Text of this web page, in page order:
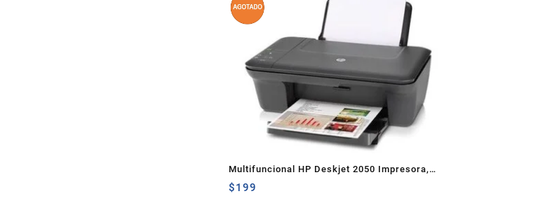
Multifuncional HP Deskjet 2050 Impresora,
Copiadora y Escáner
$199